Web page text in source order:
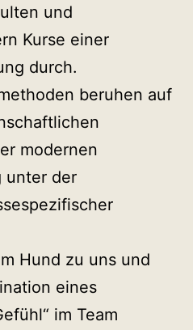
und
Kurse einer
durch.
beruhen auf
modernen
unter der
Hund zu uns und
eines
im Team